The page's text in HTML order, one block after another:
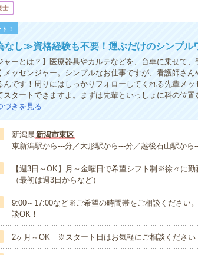
士
！
し≫資格経験も不要！運ぶだけのシンプル
ャーとは？】医療器具やカルテなどを、台車に乗せて
メッセンジャー。シンプルなお仕事ですが、看護師さ
んです！周りにはしっかりフォローしてくれる先輩メ
スタートできますよ。まずは先輩といっしょに科の位
づきを見る
新潟県新潟市東区
東新潟駅から---分／大形駅から---分／越後石山駅から
【週3日～OK】月～金曜日で希望シフト制※徐々に
（最初は週3日からなど）
9:00～17:00など※ご希望の時間帯をご相談ください
談OK！
2ヶ月～OK ※スタート日はお気軽にご相談ください